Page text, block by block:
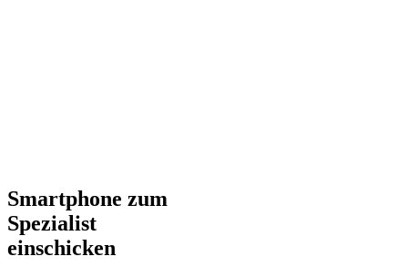
Smartphone zum
Spezialist
einschicken